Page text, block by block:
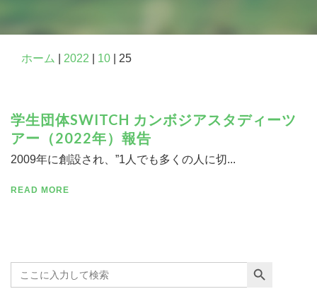
ホーム 2022 10 25
学生団体SWITCH カンボジアスタディーツ
アー（2022年）報告
2009年に創設され、”1人でも多くの人に切...
READ MORE
Search
for:
Search Button